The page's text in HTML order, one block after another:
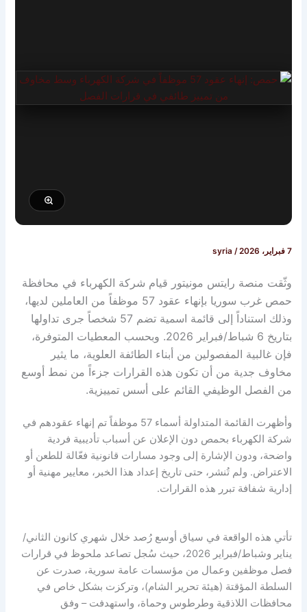
7 فبراير، 2026 /
syria
وثّقت منصة رايتس مونيتور قيام شركة الكهرباء في محافظة
حمص غرب سوريا بإنهاء عقود 57 موظفاً من العاملين لديها،
وذلك استناداً إلى قائمة اسمية تضم 57 شخصاً جرى تداولها
بتاريخ 6 شباط/فبراير 2026. وبحسب المعطيات المتوفرة،
فإن غالبية المفصولين من أبناء الطائفة العلوية، ما يثير
مخاوف جدية من أن تكون هذه القرارات جزءاً من نمط أوسع
من الفصل الوظيفي القائم على أسس تمييزية.
وأظهرت القائمة المتداولة أسماء 57 موظفاً تم إنهاء عقودهم في
شركة الكهرباء بحمص دون الإعلان عن أسباب تأديبية فردية
واضحة، ودون الإشارة إلى وجود مسارات قانونية فعّالة للطعن أو
الاعتراض. ولم تُنشر، حتى تاريخ إعداد هذا الخبر، معايير مهنية أو
إدارية شفافة تبرر هذه القرارات.
تأتي هذه الواقعة في سياق أوسع رُصد خلال شهري كانون الثاني/
يناير وشباط/فبراير 2026، حيث سُجل تصاعد ملحوظ في قرارات
فصل موظفين وعمال من مؤسسات عامة سورية، صدرت عن
السلطة المؤقتة (هيئة تحرير الشام)، وتركزت بشكل خاص في
محافظات اللاذقية وطرطوس وحماة، واستهدفت – وفق